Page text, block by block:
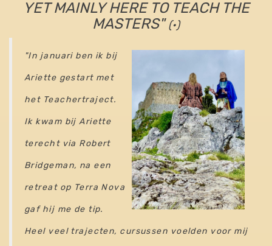
YET MAINLY HERE TO TEACH THE
MASTERS"(•)
"In januari ben ik bij
Ariette gestart met
het Teachertraject.
Ik kwam bij Ariette
terecht via Robert
Bridgeman, na een
retreat op Terra Nova
gaf hij me de tip.
Heel veel trajecten, cursussen voelden voor mij